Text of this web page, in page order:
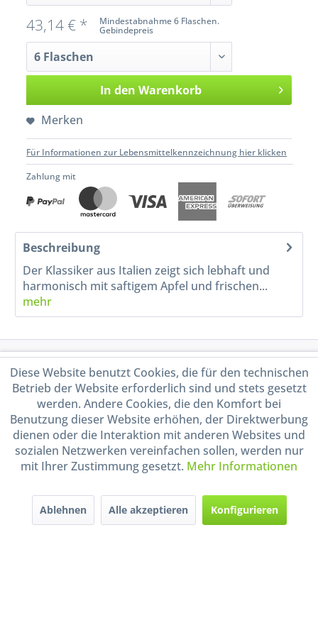
Mindestabnahme 6 Flaschen.
Gebindepreis
43,14 € *
In den Warenkorb
Merken
Für Informationen zur Lebensmittelkennzeichnung hier klicken
Zahlung mit
Beschreibung
Der Klassiker aus Italien zeigt sich lebhaft und
harmonisch mit saftigem Apfel und frischen...
mehr
Service Hotline
Shop Service
Informationen
Handel mit BIO-Weinen
durch DE-ÖKO-009
Diese Website benutzt Cookies, die für den technischen
Betrieb der Website erforderlich sind und stets gesetzt
werden. Andere Cookies, die den Komfort bei
Benutzung dieser Website erhöhen, der Direktwerbung
dienen oder die Interaktion mit anderen Websites und
sozialen Netzwerken vereinfachen sollen, werden nur
mit Ihrer Zustimmung gesetzt. Mehr Informationen
Ablehnen Alle akzeptieren Konfigurieren